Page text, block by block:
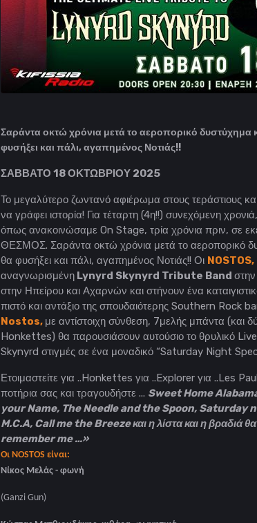
Σαράντα οκτώ χρόνια μετά το αεροπορικό
φυσήξει και πάλι, αγαπημένος Νοτιάς!!
ΣΑΒΒΑΤΟ 18 ΟΚΤΩΒΡΙΟΥ 2025
Το μεγαλύτερο ζωντανό αφιέρωμα στους τεράστιους
να γράφει ιστορία! Για τέταρτη (4η!!) συνεχόμενη
όπως ανακοινώσαμε On Stage, τρία χρόνια πριν, σε
ΘΕΣΜΟΣ. Σαράντα οκτώ χρόνια μετά το αεροπορικό
θα φυσήξει και πάλι, αγαπημένος Νοτιάς!! Οι NOSTOS,
αναγνωρισμένηLynyrd Skynyrd Tribute Band
στην Ηπείρου και Αχαρνών και στήνουν ένα
πιστό και αντάξιο της σπουδαιότερης Southern Rock
Nostos, με αντίστοιχη σύνθεση, 7μελής μπάντα (και
Honkettes) θα παρουσιάσουν αυτούσιο το θρυλικό
Skynyrd στιγμές σε ένα μοναδικό “Saturday Night
Ετοιμαστείτε για ..Honkettes για ..Explorer για
ποτήρια σας και τραγουδήστε ... Sweet Home
your Name, The Needle and the Spoon, Saturday
M.C.A, Call me the Breeze και η λίστα και η
remember me …»
Οι NOSTOS είναι:
Νίκος Μελάς - φωνή
(Ganzi Gun)